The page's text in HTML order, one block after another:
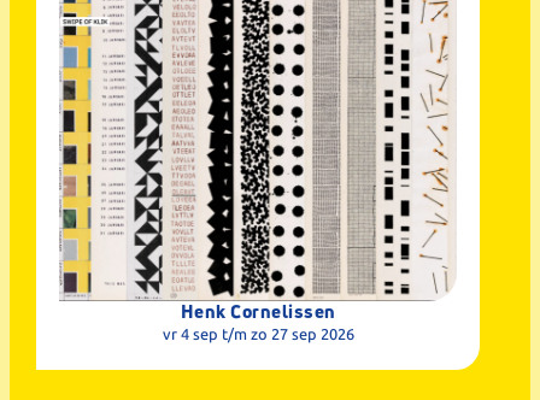
Henk Cornelissen
vr 4 sep t/m zo 27 sep 2026